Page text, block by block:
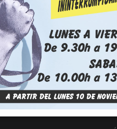
CUERDA VIOLÍN PIRASTRO
PIRAZZI GOLD 415921 4ª SOL...
CONSULTAR PRECIO